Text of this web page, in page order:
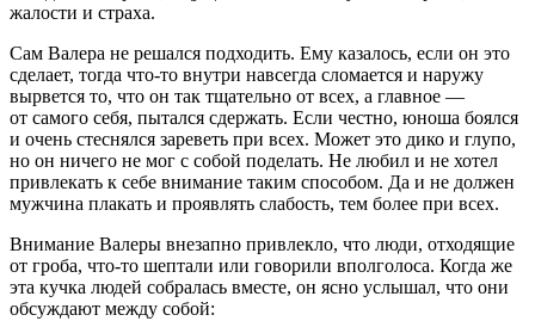
жалости и страха.
Сам Валера не решался подходить. Ему казалось, если он это
сделает, тогда что-то внутри навсегда сломается и наружу
вырвется то, что он так тщательно от всех, а главное —
от самого себя, пытался сдержать. Если честно, юноша боялся
и очень стеснялся зареветь при всех. Может это дико и глупо,
но он ничего не мог с собой поделать. Не любил и не хотел
привлекать к себе внимание таким способом. Да и не должен
мужчина плакать и проявлять слабость, тем более при всех.
Внимание Валеры внезапно привлекло, что люди, отходящие
от гроба, что-то шептали или говорили вполголоса. Когда же
эта кучка людей собралась вместе, он ясно услышал, что они
обсуждают между собой: